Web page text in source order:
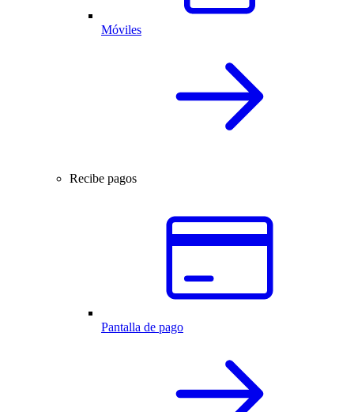
Móviles
Recibe pagos
Pantalla de pago